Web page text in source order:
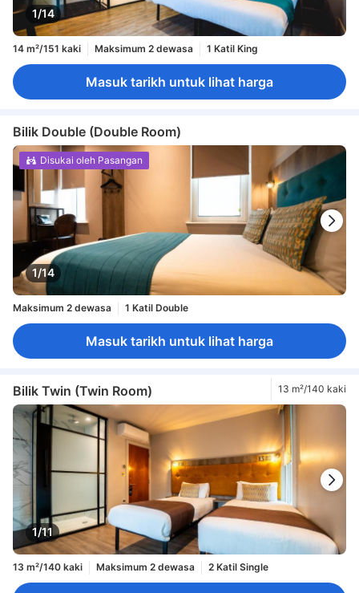
1/14
14 m²/151 kaki Maksimum 2 dewasa 1 Katil King
Masuk tarikh untuk lihat harga
Bilik Double (Double Room)
1/14
Disukai oleh Pasangan
Maksimum 2 dewasa 1 Katil Double
Masuk tarikh untuk lihat harga
Bilik Twin (Twin Room) 13 m²/140 kaki
1/11
13 m²/140 kaki Maksimum 2 dewasa 2 Katil Single